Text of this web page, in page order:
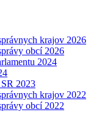
krajov 2026
obcí 2026
2024
2023
krajov 2022
obcí 2022